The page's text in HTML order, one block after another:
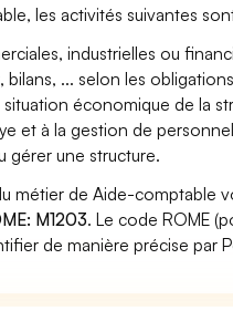
les activités suivantes
industrielles ou
... selon les
économique de la
et à la gestion de
gérer une structure.
métier de Aide-comptable
M1203. Le code ROME
de manière précise par